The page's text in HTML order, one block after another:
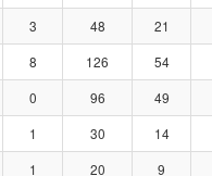
3 48 21
8 126 54
0 96 49
1 30 14
1 20 9